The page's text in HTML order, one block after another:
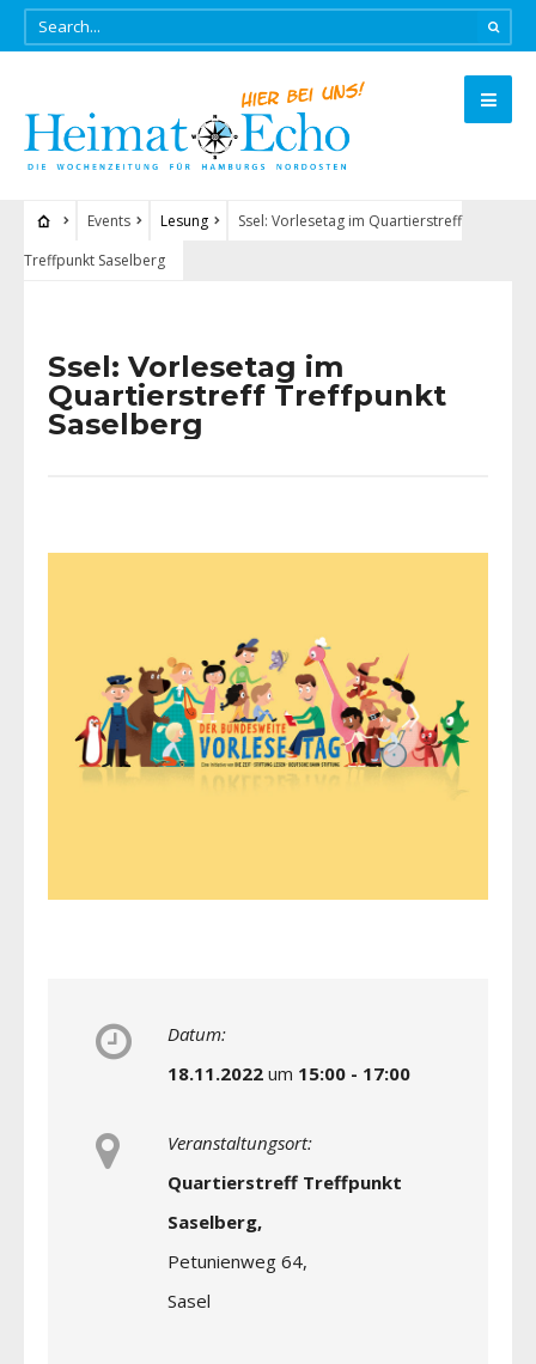
Events Lesung
Ssel: Vorlesetag im Quartierstreff
Treffpunkt Saselberg
Ssel: Vorlesetag im
Quartierstreff Treffpunkt
Saselberg
Datum:
18.11.2022 um 15:00 - 17:00
Veranstaltungsort:
Quartierstreff Treffpunkt
Saselberg,
Petunienweg 64,
Sasel